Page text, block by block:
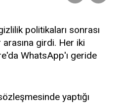
politikaları sonrası
girdi. Her iki
WhatsApp'ı geride
yaptığı